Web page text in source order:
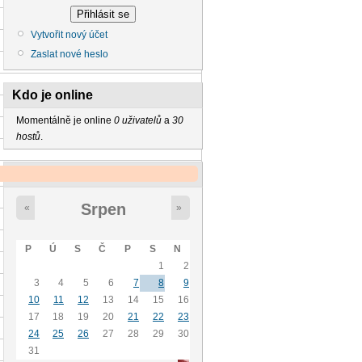
Vytvořit nový účet
Zaslat nové heslo
Kdo je online
Momentálně je online 0 uživatelů a 30
hostů.
« Srpen »
P Ú S Č P S
N
1
2
3
4 5 6 7 8
9
10
11 12 13 14 15
16
17
18 19 20 21 22
23
24
25 26 27 28 29
30
31